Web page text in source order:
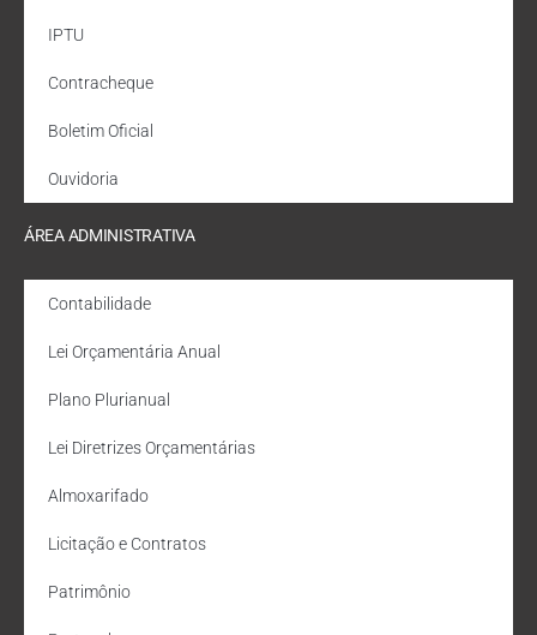
IPTU
Contracheque
Boletim Oficial
Ouvidoria
ÁREA ADMINISTRATIVA
Contabilidade
Lei Orçamentária Anual
Plano Plurianual
Lei Diretrizes Orçamentárias
Almoxarifado
Licitação e Contratos
Patrimônio